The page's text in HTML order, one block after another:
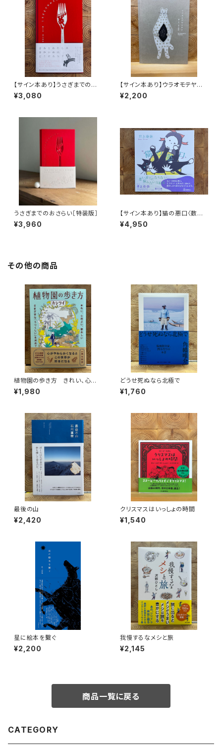
【サイン本あり】うさぎまでのお
さらい［通常版］
¥3,080
【サイン本あり】ウラオモテヤマ
ネコ
¥2,200
うさぎまでのおさらい［特装版］
¥3,960
【サイン本あり】猫の悪口〈数量
限定・オリジナルトート付き〉
¥4,950
その他の商品
植物園の歩き方 きれい、心地
よい、愛おしい さまざまな「うつ
くしい」を求めて
¥1,980
どうせ死ぬなら北極で
¥1,760
最後の山
¥2,420
クリスマスはいっしょの時間
¥1,540
星に絵本を繋ぐ
¥2,200
我慢するなメシと旅
¥2,145
商品一覧に戻る
CATEGORY